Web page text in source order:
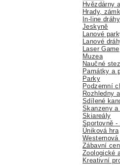
Hvězdárny
Hrady,
In-line dráhy
Jeskyně
Lanové
Lanové
Laser Game
Muzea
Naučné
Památky a
Parky
Podzemní
Rozhledny
Sdílené
Skanzeny a
Skiareály
Sportovně -
Úniková hra
Zábavní
Zoologické
Kreativní